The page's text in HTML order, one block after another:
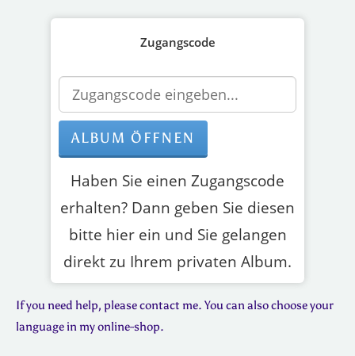
Zugangscode
Haben Sie einen Zugangscode
erhalten? Dann geben Sie diesen
bitte hier ein und Sie gelangen
direkt zu Ihrem privaten Album.
If you need help, please contact me. You can also choose your
language in my online-shop.